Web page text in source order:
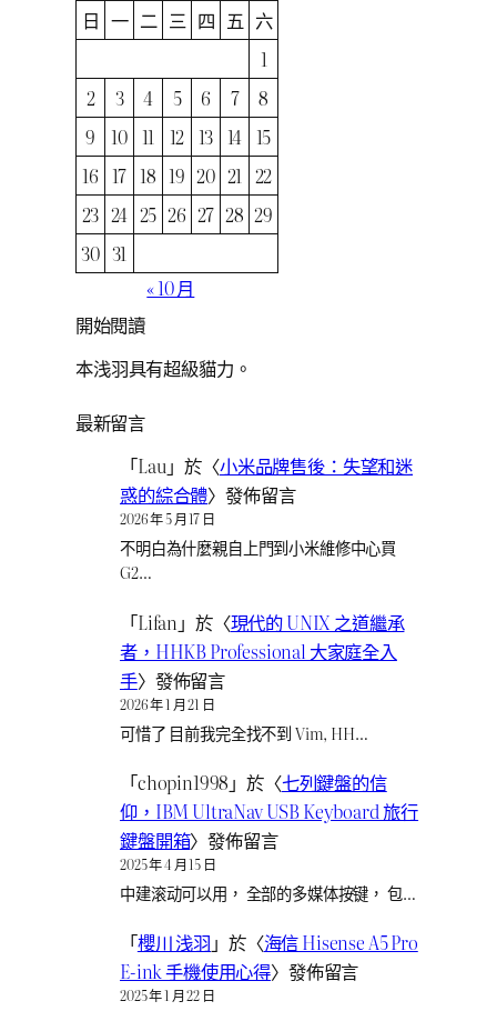
日 一 二 三 四 五 六
1
2
3 4 5 6 7
8
9
10 11 12 13 14 15
16 17 18 19 20 21 22
23 24 25 26 27 28 29
30 31
« 10 月
開始閱讀
本浅羽具有超級貓力。
最新留言
「Lau」於〈小米品牌售後：失望和迷
惑的綜合體〉發佈留言
2026 年 5 月 17 日
不明白為什麼親自上門到小米維修中心買
G2…
「Lifan 」於〈現代的 UNIX 之道繼承
者，HHKB Professional 大家庭全入
手〉發佈留言
2026 年 1 月 21 日
可惜了 目前我完全找不到 Vim, HH…
「chopin1998 」於〈七列鍵盤的信
仰，IBM UltraNav USB Keyboard 旅行
鍵盤開箱〉發佈留言
2025 年 4 月 15 日
中建滚动可以用， 全部的多媒体按键， 包…
「櫻川 浅羽 」於〈海信 Hisense A5 Pro
E-ink 手機使用心得〉發佈留言
2025 年 1 月 22 日